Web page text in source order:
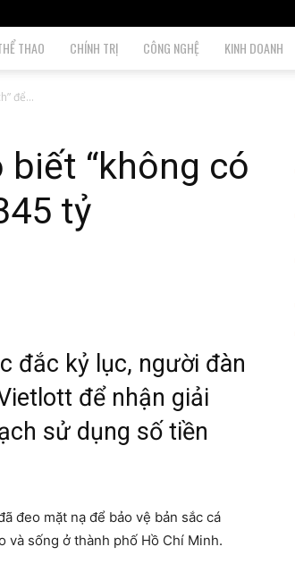
THAO CHÍNH TRỊ CÔNG NGHỆ KINH DOANH
để...
“không có
tỷ
đắc kỷ lục, người đàn
để nhận giải
sử dụng số tiền
đeo mặt nạ để bảo vệ bản sắc cá
và sống ở thành phố Hồ Chí Minh.